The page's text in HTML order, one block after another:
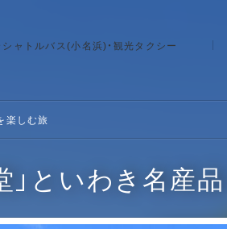
シャトルバス(小名浜)・観光タクシー
楽しむ旅
といわき名産